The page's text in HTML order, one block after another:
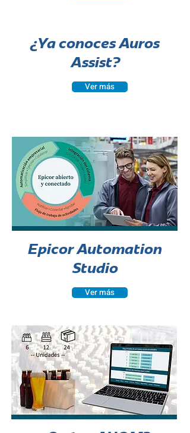
¿Ya conoces Auros
Assist?
Ver más
Epicor Automation
Studio
Ver más